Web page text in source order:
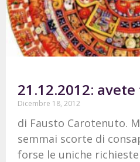
21.12.2012:
Dicembre 18, 2012
di Fausto Carotenuto.
semmai scorte di
forse le uniche